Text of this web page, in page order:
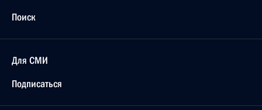
Поиск
Для СМИ
Подписаться